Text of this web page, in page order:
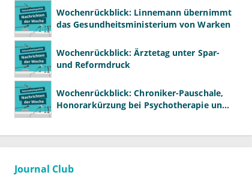
Wochenrückblick: Linnemann übernimmt
das Gesundheitsministerium von Warken
Wochenrückblick: Ärztetag unter Spar-
und Reformdruck
Wochenrückblick: Chroniker-Pauschale,
Honorarkürzung bei Psychotherapie und
Journal Club